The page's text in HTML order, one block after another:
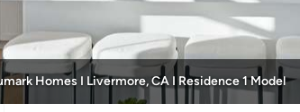
Homes I Livermore, CA I Residence 1 Model